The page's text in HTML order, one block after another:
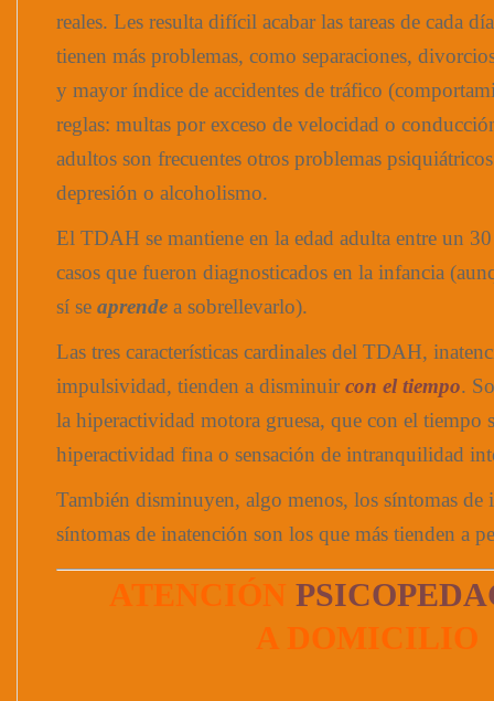
reales. Les resulta difícil acabar las tareas de cada
tienen más problemas, como separaciones,
y mayor índice de accidentes de tráfico
reglas: multas por exceso de velocidad o
adultos son frecuentes otros problemas
depresión o alcoholismo.
El TDAH se mantiene en la edad adulta entre un
casos que fueron diagnosticados en la infancia
sí se aprende a sobrellevarlo).
Las tres características cardinales del TDAH,
impulsividad, tienden a disminuir con el tiempo.
la hiperactividad motora gruesa, que con el tiempo
hiperactividad fina o sensación de intranquilidad
También disminuyen, algo menos, los síntomas
síntomas de inatención son los que más tienden a
ATENCIÓN
A DOMICILIO